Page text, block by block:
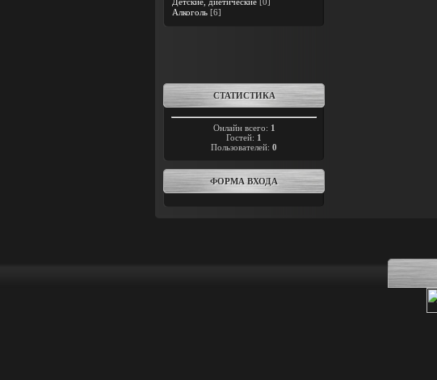
Алкоголь [6]
СТАТИСТИКА
Онлайн всего: 1
Гостей: 1
Пользователей: 0
ФОРМА ВХОДА